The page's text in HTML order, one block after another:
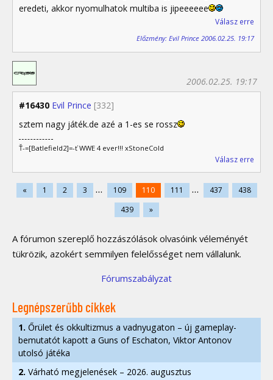
eredeti, akkor nyomulhatok multiba is jipeeeeee
Válasz erre
Előzmény: Evil Prince 2006.02.25. 19:17
#16430 Evil Prince [332]
2006.02.25. 19:17
sztem nagy játék.de azé a 1-es se rossz
Ť-=[Batlefield2]=-ť WWE 4 ever!!! xStoneCold
Válasz erre
« 1 2 3 ... 109 110 111 ... 437
438
439
»
A fórumon szereplő hozzászólások olvasóink véleményét
tükrözik, azokért semmilyen felelősséget nem vállalunk.
Fórumszabályzat
Legnépszerűbb cikkek
1. Őrület és okkultizmus a vadnyugaton – új gameplay-
bemutatót kapott a Guns of Eschaton, Viktor Antonov
utolsó játéka
2. Várható megjelenések – 2026. augusztus